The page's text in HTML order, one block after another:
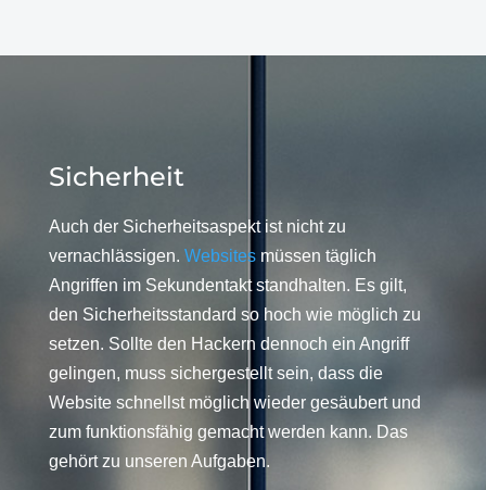
Sicherheit
Auch der Sicherheitsaspekt ist nicht zu
vernachlässigen. Websitesmüssen täglich
Angriffen im Sekundentakt standhalten. Es gilt,
den Sicherheitsstandard so hoch wie möglich zu
setzen. Sollte den Hackern dennoch ein Angriff
gelingen, muss sichergestellt sein, dass die
Website schnellst möglich wieder gesäubert und
zum funktionsfähig gemacht werden kann. Das
gehört zu unseren Aufgaben.